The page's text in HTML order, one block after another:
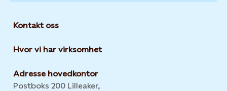
Kontakt oss
Hvor vi har virksomhet
Adresse hovedkontor
Postboks 200 Lilleaker,